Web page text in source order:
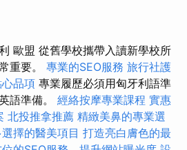
歐盟 從舊學校攜帶入讀新學校所
重要。 專業的SEO服務 旅行社護
品項 專業履歷必須用匈牙利語準
語準備。 經絡按摩專業課程 實惠
北投推拿推薦 精緻美鼻的專業選
擇的醫美項目 打造亮白膚色的最